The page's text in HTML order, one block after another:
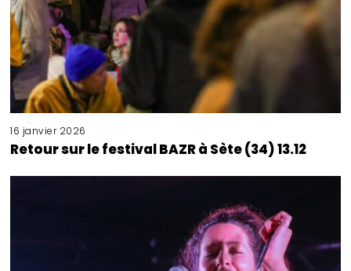
16 janvier 2026
Retour sur le festival BAZR à Sète (34) 13.12